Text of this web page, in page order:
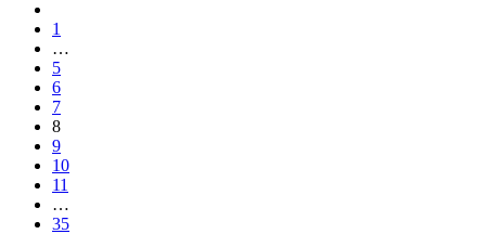
1
…
5
6
7
8
9
10
11
…
35